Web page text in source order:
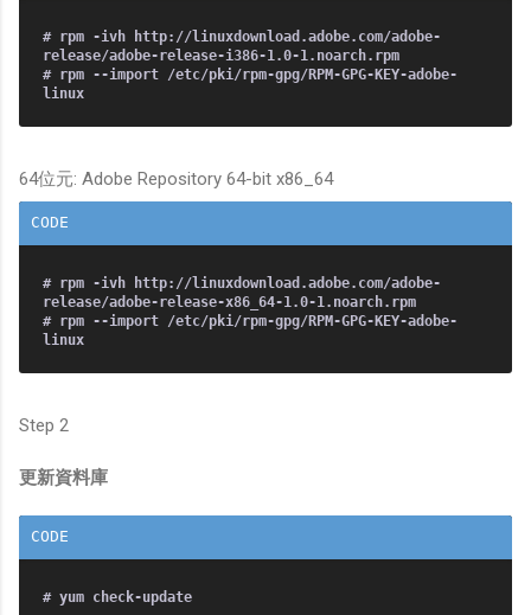
# rpm -ivh http://linuxdownload.adobe.com/adobe-
release/adobe-release-i386-1.0-1.noarch.rpm
# rpm --import /etc/pki/rpm-gpg/RPM-GPG-KEY-adobe-
64位元: Adobe Repository 64-bit x86_64
# rpm -ivh http://linuxdownload.adobe.com/adobe-
release/adobe-release-x86_64-1.0-1.noarch.rpm
# rpm --import /etc/pki/rpm-gpg/RPM-GPG-KEY-adobe-
Step 2
更新資料庫